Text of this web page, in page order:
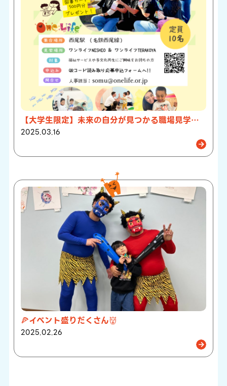
【大学生限定】未来の自分が見つかる職場見学バスツアーを開催いたします！
2025.03.16
🍕イベント盛りだくさん👹
2025.02.26